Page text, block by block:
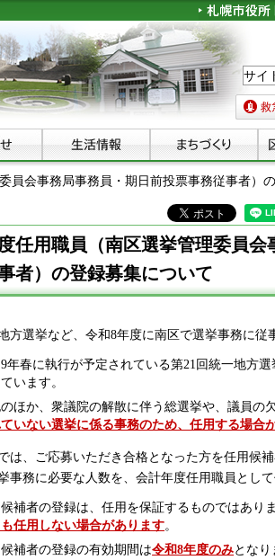
救急
員会事務局事務員・期日前投票事務従事者）
任用職員（南区選挙管理委員
者）の登録募集について
方選挙など、令和8年度に南区で選挙事務に従
年春に執行が予定されている第21回統一地方
います。
ほか、衆議院の解散に伴う総選挙や、議員の
いない選挙に係る事務のため、任用する場合
は、ご応募いただき合格となった方を任用候
事務に必要な人数を、会計年度任用職員として
補者の登録は、任用を保証するものではあり
任用しない場合があります。
補者の登録の有効期間は令和8年度のみとなり